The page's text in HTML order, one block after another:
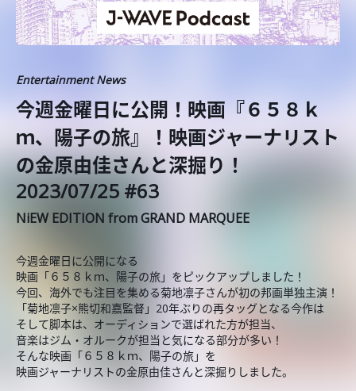
Entertainment News
今週金曜日に公開！映画『６５８ｋ
ｍ、陽子の旅』！映画ジャーナリスト
の金原由佳さんと深掘り！
2023/07/25 #63
NiEW EDITION from GRAND MARQUEE
今週金曜日に公開になる
映画「６５８ｋｍ、陽子の旅」をピックアップしました！
今回、海外でも注目を集める菊地凛子さんが初の邦画単独主演！
「菊地凛子×熊切和嘉監督」20年ぶりの再タッグとなる今作は
そして脚本は、オーディションで選ばれた方が担当、
音楽はジム・オルークが担当と気になる部分が多い！
そんな映画「６５８ｋｍ、陽子の旅」を
映画ジャーナリストの金原由佳さんと深掘りしました。